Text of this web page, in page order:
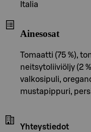
Italia
Ainesosat
Tomaatti (75 %),
neitsytoliiviöljy (2
valkosipuli,
mustapippuri,
Yhteystiedot